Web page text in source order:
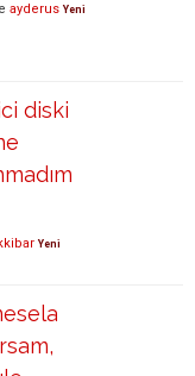
ayderus Yeni
diski
Yeni